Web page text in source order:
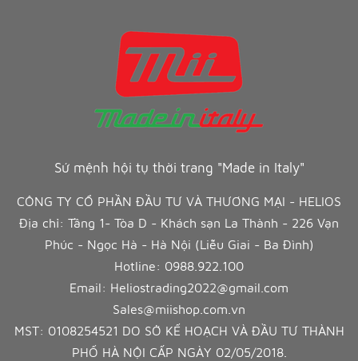
Sứ mệnh hội tụ thời trang "Made in Italy"
CÔNG TY CỔ PHẦN ĐẦU TƯ VÀ THƯƠNG MẠI - HELIOS
Địa chỉ: Tầng 1- Tòa D - Khách sạn La Thành - 226 Vạn
Phúc - Ngọc Hà - Hà Nội (Liễu Giai - Ba Đình)
Hotline: 0988.922.100
Email: Heliostrading2022@gmail.com
Sales@miishop.com.vn
MST: 0108254521 DO SỞ KẾ HOẠCH VÀ ĐẦU TƯ THÀNH
PHỐ HÀ NỘI CẤP NGÀY 02/05/2018.